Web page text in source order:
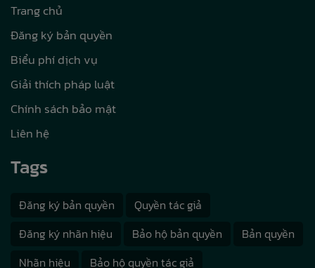
Trang chủ
Đăng ký bản quyền
Biểu phí dịch vụ
Giải thích pháp luật
Chính sách bảo mật
Liên hệ
Tags
Đăng ký bản quyền
Quyền tác giả
Đăng ký nhãn hiệu
Bảo hộ bản quyền
Bản quyền
Nhãn hiệu
Bảo hộ quyền tác giả